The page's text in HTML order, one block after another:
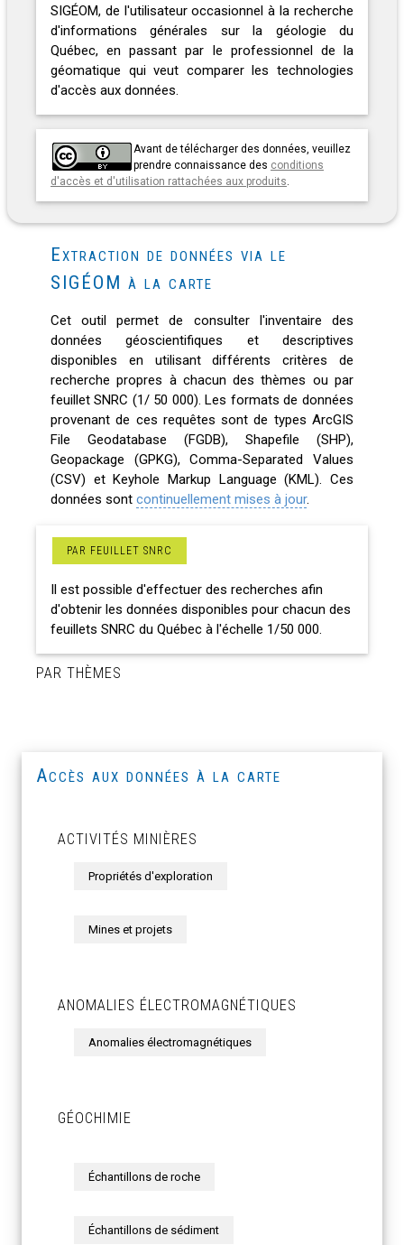
SIGÉOM, de l'utilisateur occasionnel à la recherche
d'informations générales sur la géologie du
Québec, en passant par le professionnel de la
géomatique qui veut comparer les technologies
d'accès aux données.
Avant de télécharger des données, veuillez
prendre connaissance des conditions
d'accès et d'utilisation rattachées aux produits.
Extraction de données via le
SIGÉOM à la carte
Cet outil permet de consulter l'inventaire des
données géoscientifiques et descriptives
disponibles en utilisant différents critères de
recherche propres à chacun des thèmes ou par
feuillet SNRC (1/ 50 000). Les formats de données
provenant de ces requêtes sont de types ArcGIS
File Geodatabase (FGDB), Shapefile (SHP),
Geopackage (GPKG), Comma-Separated Values
(CSV) et Keyhole Markup Language (KML). Ces
données sont continuellement mises à jour.
PAR FEUILLET SNRC
Il est possible d'effectuer des recherches afin
d'obtenir les données disponibles pour chacun des
feuillets SNRC du Québec à l'échelle 1/50 000.
PAR THÈMES
Accès aux données à la carte
ACTIVITÉS MINIÈRES
Propriétés d'exploration
Mines et projets
ANOMALIES ÉLECTROMAGNÉTIQUES
Anomalies électromagnétiques
GÉOCHIMIE
Échantillons de roche
Échantillons de sédiment